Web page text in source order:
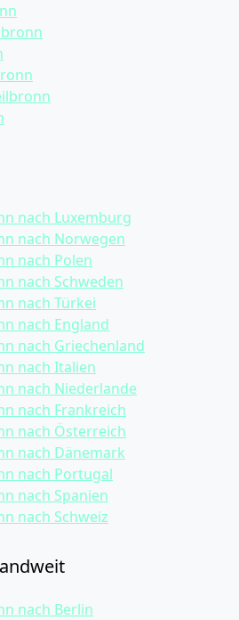
nach Luxemburg
nach Norwegen
nach Polen
nach Schweden
nach Türkei
nach England
nach Griechenland
nach Italien
nach Niederlande
nach Frankreich
nach Österreich
nach Dänemark
nach Portugal
nach Spanien
nach Schweiz
nach Berlin